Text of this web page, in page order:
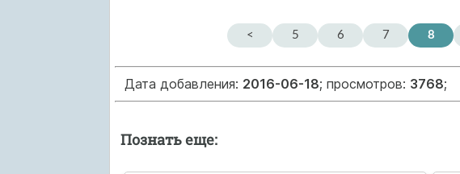
< 5 6 7 8
Дата добавления: 2016-06-18; просмотров: 3768;
Познать еще: